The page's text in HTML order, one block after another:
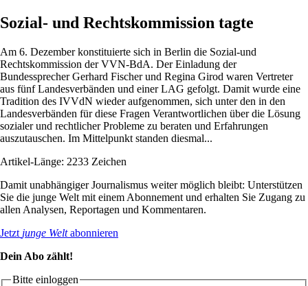
Sozial- und Rechtskommission tagte
Am 6. Dezember konstituierte sich in Berlin die Sozial-und
Rechtskommission der VVN-BdA. Der Einladung der
Bundessprecher Gerhard Fischer und Regina Girod waren Vertreter
aus fünf Landesverbänden und einer LAG gefolgt. Damit wurde eine
Tradition des IVVdN wieder aufgenommen, sich unter den in den
Landesverbänden für diese Fragen Verantwortlichen über die Lösung
sozialer und rechtlicher Probleme zu beraten und Erfahrungen
auszutauschen. Im Mittelpunkt standen diesmal...
Artikel-Länge: 2233 Zeichen
Damit unabhängiger Journalismus weiter möglich bleibt: Unterstützen
Sie die junge Welt mit einem Abonnement und erhalten Sie Zugang zu
allen Analysen, Reportagen und Kommentaren.
Jetzt junge Weltabonnieren
Dein Abo zählt!
Bitte einloggen